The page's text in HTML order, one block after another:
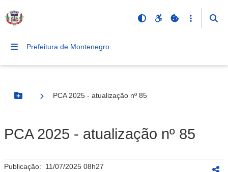
Prefeitura de Montenegro
Botão Menu
PCA 2025 - atualização nº 85
PCA 2025 - atualização nº 85
Publicação: 11/07/2025 08h27